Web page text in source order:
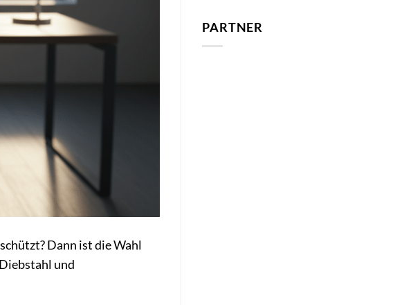
Dann ist die Wahl
und
PARTNER